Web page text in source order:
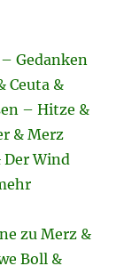
Gedanken
Ceuta &
– Hitze &
& Merz
Wind
zu Merz &
Boll &